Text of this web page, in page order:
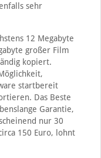
sehr
12 Megabyte
großer Film
kopiert.
startbereit
Das Beste
Garantie,
nur 30
150 Euro, lohnt